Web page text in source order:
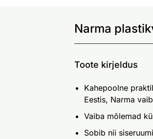
Narma
Toote kirjeldus
Kahepoolne
Eestis, Narma
Vaiba mõlemad
Sobib nii